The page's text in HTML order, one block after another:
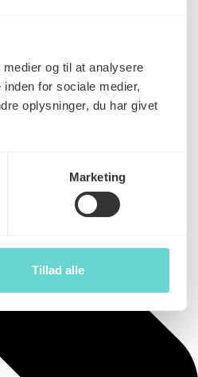
og til at analysere
for sociale medier,
oplysninger, du har givet
Marketing
Tillad alle